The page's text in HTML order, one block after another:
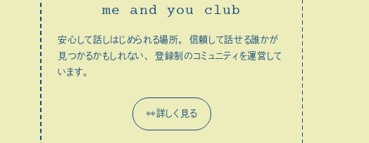
me and you club
安心して話しはじめられる場所。 信頼して話せる誰かが
見つかるかもしれない、 登録制のコミュニティを運営して
います。
👀詳しく見る